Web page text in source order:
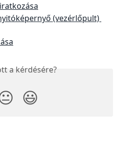
(vezérlőpult)
a kérdésére?
😃